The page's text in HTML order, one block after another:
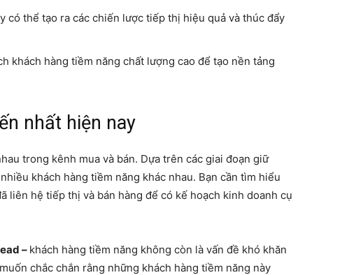
có thể tạo ra các chiến lược tiếp thị hiệu quả và thúc đẩy
khách hàng tiềm năng chất lượng cao để tạo nền tảng
nhất hiện nay
trong kênh mua và bán. Dựa trên các giai đoạn giữ
khách hàng tiềm năng khác nhau. Bạn cần tìm hiểu
liên hệ tiếp thị và bán hàng để có kế hoạch kinh doanh cụ
– khách hàng tiềm năng không còn là vấn đề khó khăn
chắc chắn rằng những khách hàng tiềm năng này